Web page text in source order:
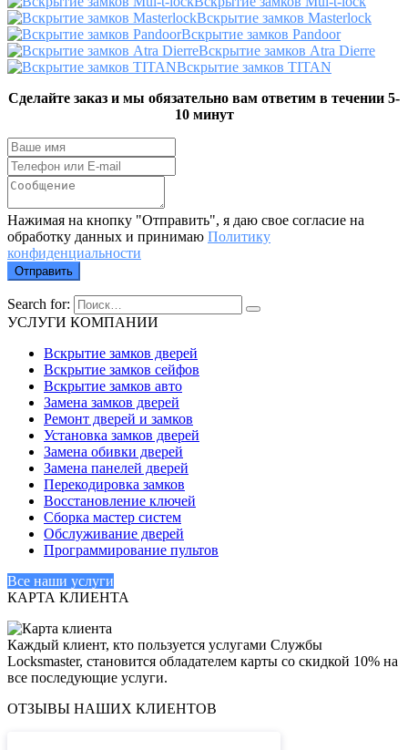
Вскрытие замков Masterlock
Вскрытие замков Pandoor
Вскрытие замков Atra Dierre
Вскрытие замков TITAN
Сделайте заказ и мы обязательно вам ответим в течении 5-
10 минут
Нажимая на кнопку "Отправить", я даю свое согласие на
обработку данных и принимаю Политику
конфиденциальности
Отправить
Search for:
УСЛУГИ КОМПАНИИ
Вскрытие замков дверей
Вскрытие замков сейфов
Вскрытие замков авто
Замена замков дверей
Ремонт дверей и замков
Установка замков дверей
Замена обивки дверей
Замена панелей дверей
Перекодировка замков
Восстановление ключей
Сборка мастер систем
Обслуживание дверей
Программирование пультов
Все наши услуги
КАРТА КЛИЕНТА
Каждый клиент, кто пользуется услугами Cлужбы
Locksmaster, становится обладателем карты со скидкой 10% на
все последующие услуги.
ОТЗЫВЫ НАШИХ КЛИЕНТОВ